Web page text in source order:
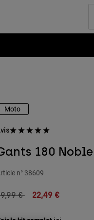
Moto
180 Noble
n° 38609
reduced from
€to22,49 €